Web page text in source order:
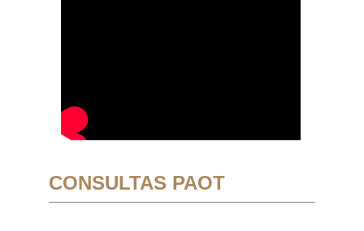
CONSULTAS PAOT